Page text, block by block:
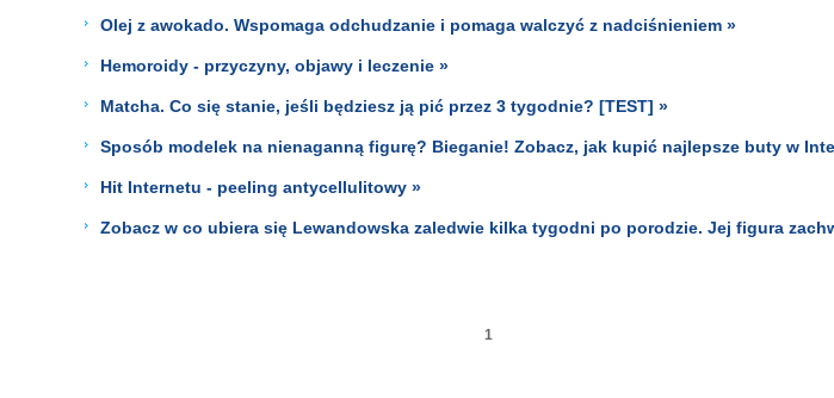
Olej z awokado. Wspomaga odchudzanie i pomaga walczyć z nadciśnieniem »
Hemoroidy - przyczyny, objawy i leczenie »
Matcha. Co się stanie, jeśli będziesz ją pić przez 3 tygodnie? [TEST] »
Sposób modelek na nienaganną figurę? Bieganie! Zobacz, jak kupić najlepsze buty w
Hit Internetu - peeling antycellulitowy »
Zobacz w co ubiera się Lewandowska zaledwie kilka tygodni po porodzie. Jej figura
1